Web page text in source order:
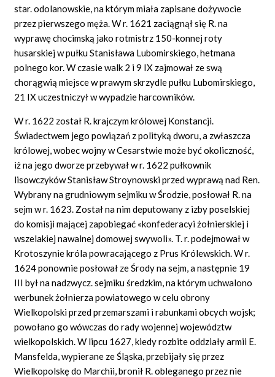
star. odolanowskie, na którym miała zapisane dożywocie
przez pierwszego męża. W r. 1621 zaciągnął się R. na
wyprawę chocimską jako rotmistrz 150-konnej roty
husarskiej w pułku Stanisława Lubomirskiego, hetmana
polnego kor. W czasie walk 2 i 9 IX zajmował ze swą
chorągwią miejsce w prawym skrzydle pułku Lubomirskiego,
21 IX uczestniczył w wypadzie harcowników.
W r. 1622 został R. krajczym królowej Konstancji.
Świadectwem jego powiązań z polityką dworu, a zwłaszcza
królowej, wobec wojny w Cesarstwie może być okoliczność,
iż na jego dworze przebywał w r. 1622 pułkownik
lisowczyków Stanisław Stroynowski przed wyprawą nad Ren.
Wybrany na grudniowym sejmiku w Środzie, posłował R. na
sejm w r. 1623. Został na nim deputowany z izby poselskiej
do komisji mającej zapobiegać «konfederacyi żołnierskiej i
wszelakiej nawalnej domowej swywoli». T. r. podejmował w
Krotoszynie króla powracającego z Prus Królewskich. W r.
1624 ponownie posłował ze Środy na sejm, a następnie 19
III był na nadzwycz. sejmiku średzkim, na którym uchwalono
werbunek żołnierza powiatowego w celu obrony
Wielkopolski przed przemarszami i rabunkami obcych wojsk;
powołano go wówczas do rady wojennej województw
wielkopolskich. W lipcu 1627, kiedy rozbite oddziały armii E.
Mansfelda, wypierane ze Śląska, przebijały się przez
Wielkopolskę do Marchii, bronił R. obleganego przez nie